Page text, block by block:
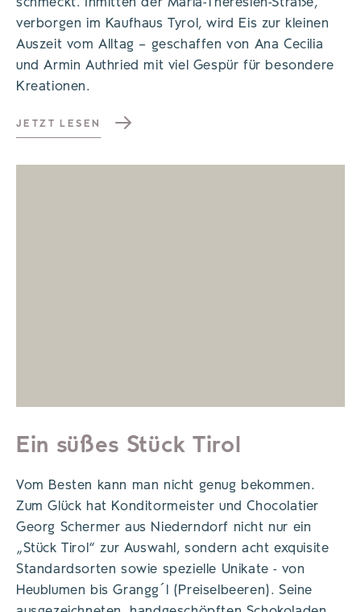
verborgen im Kaufhaus Tyrol, wird Eis zur kleinen
Auszeit vom Alltag – geschaffen von Ana Cecilia
und Armin Authried mit viel Gespür für besondere
Kreationen.
JETZT LESEN
Ein süßes Stück Tirol
Vom Besten kann man nicht genug bekommen.
Zum Glück hat Konditormeister und Chocolatier
Georg Schermer aus Niederndorf nicht nur ein
„Stück Tirol“ zur Auswahl, sondern acht exquisite
Standardsorten sowie spezielle Unikate - von
Heublumen bis Grangg´l (Preiselbeeren). Seine